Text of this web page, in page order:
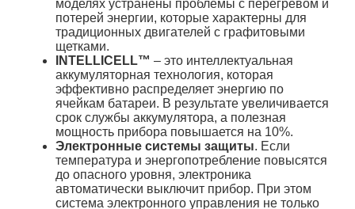
моделях устранены проблемы с перегревом и
потерей энергии, которые характерны для
традиционных двигателей с графитовыми
щетками.
INTELLICELL™ – это интеллектуальная
аккумуляторная технология, которая
эффективно распределяет энергию по
ячейкам батареи. В результате увеличивается
срок службы аккумулятора, а полезная
мощность прибора повышается на 10%.
Электронные системы защиты. Если
температура и энергопотребление повысятся
до опасного уровня, электроника
автоматически выключит прибор. При этом
система электронного управления не только